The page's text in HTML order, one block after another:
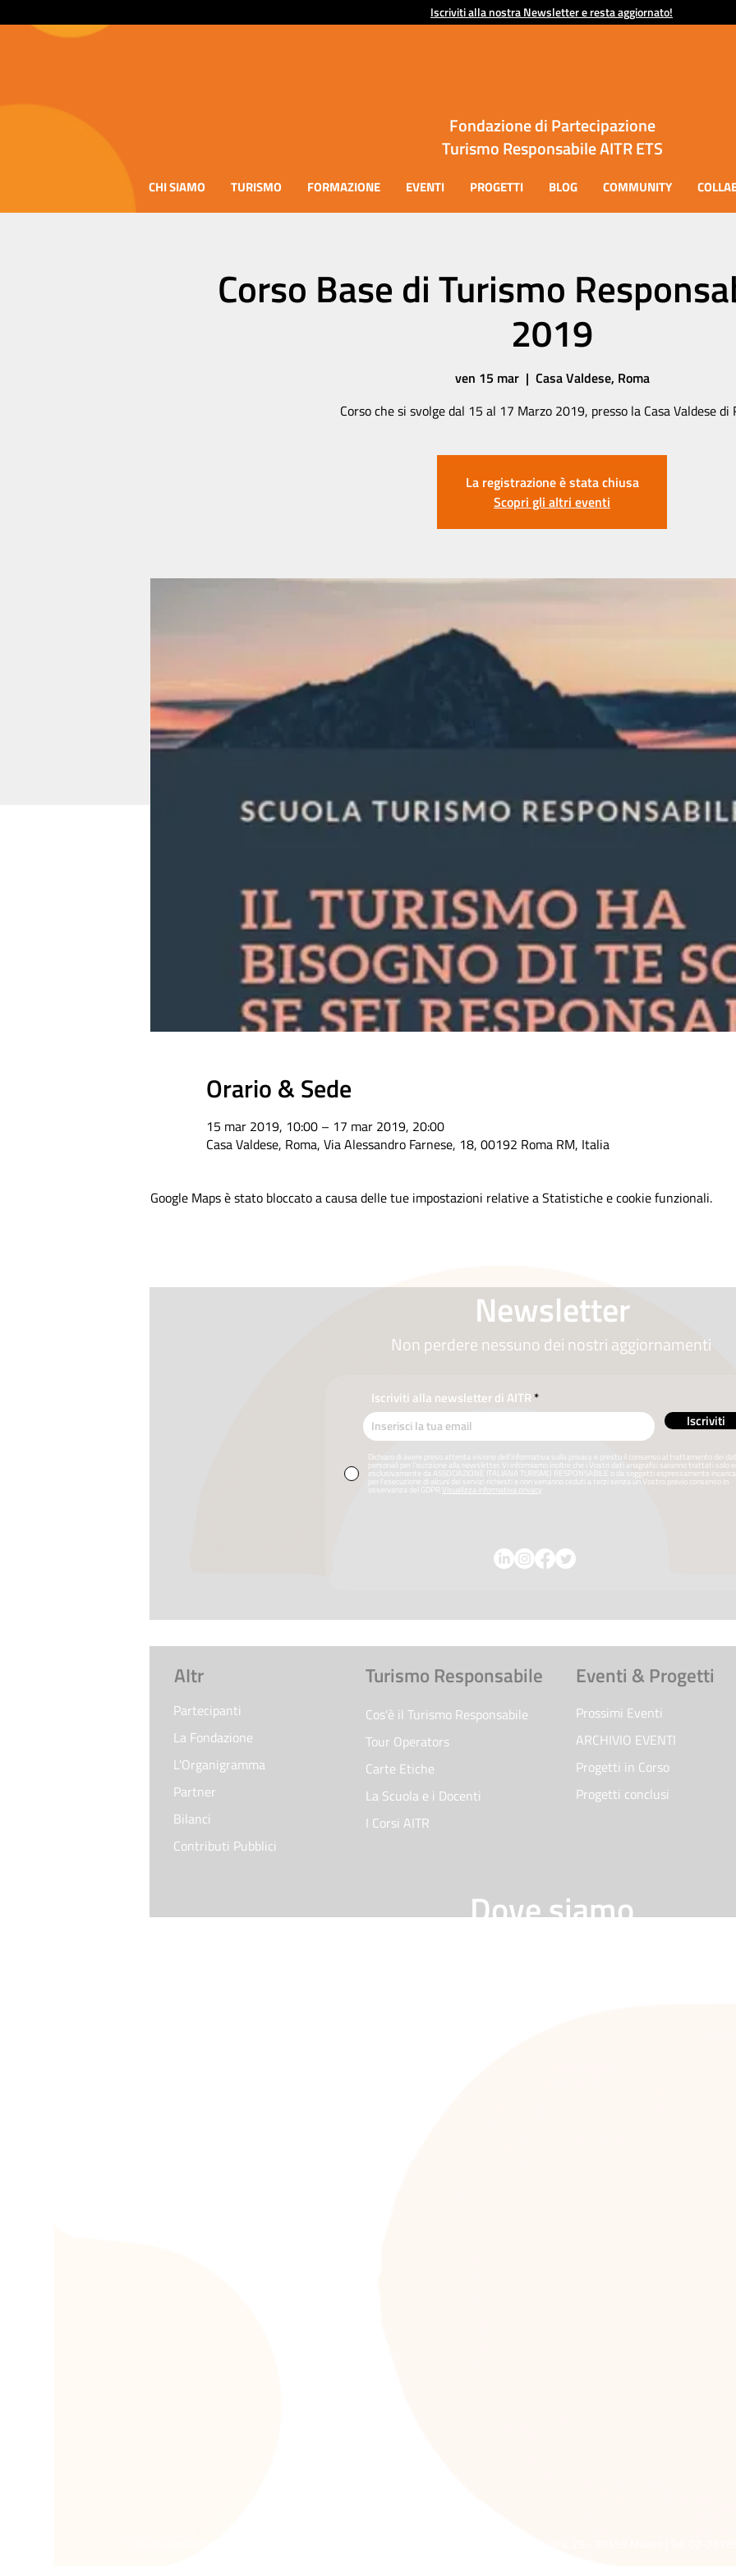
Iscriviti alla nostra Newsletter e resta aggiornato!
Fondazione di Partecipazione
Turismo Responsabile AITR ETS
CHI SIAMO TURISMO FORMAZIONE EVENTI PROGETTI BLOG COMMUNITY
Corso Base di Turismo
2019
ven 15 mar
  |
Casa Valdese, Roma
Corso che si svolge dal 15 al 17 Marzo 2019, presso la Casa Valdese di
La registrazione è stata chiusa
Scopri gli altri eventi
Orario & Sede
15 mar 2019, 10:00 – 17 mar 2019, 20:00
Casa Valdese, Roma, Via Alessandro Farnese, 18, 00192 Roma RM, Italia
Google Maps è stato bloccato a causa delle tue impostazioni relative a Statistiche e cookie funzionali.
Newsletter
Non perdere nessuno dei nostri aggiornamenti
Iscriviti alla newsletter di AITR
Iscriviti
Dichiaro di avere preso attenta visione dell’informativa sulla privacy e presto il consenso al trattamento dei
personali per l’iscrizione alla newsletter. Vi informiamo inoltre che i Vostri dati anagrafici saranno trattati solo
esclusivamente da ASSOCIAZIONE ITALIANA TURISMO RESPONSABILE o da soggetti espressamente
per l’esecuzione di alcuni dei servizi richiesti e non verranno ceduti a terzi senza un Vostro previo consenso in
osservanza del GDPR Visualizza informativa privacy
AItr
Partecipanti
La Fondazione
L'Organigramma
Partner
Bilanci
Contributi Pubblici
Turismo Responsabile
Cos'è il Turismo Responsabile
Tour Operators
Carte Etiche
La Scuola e i Docenti
I Corsi AITR
Eventi & Progetti
Prossimi Eventi
ARCHIVIO EVENTI
Progetti in Corso
Progetti conclusi
Dove siamo